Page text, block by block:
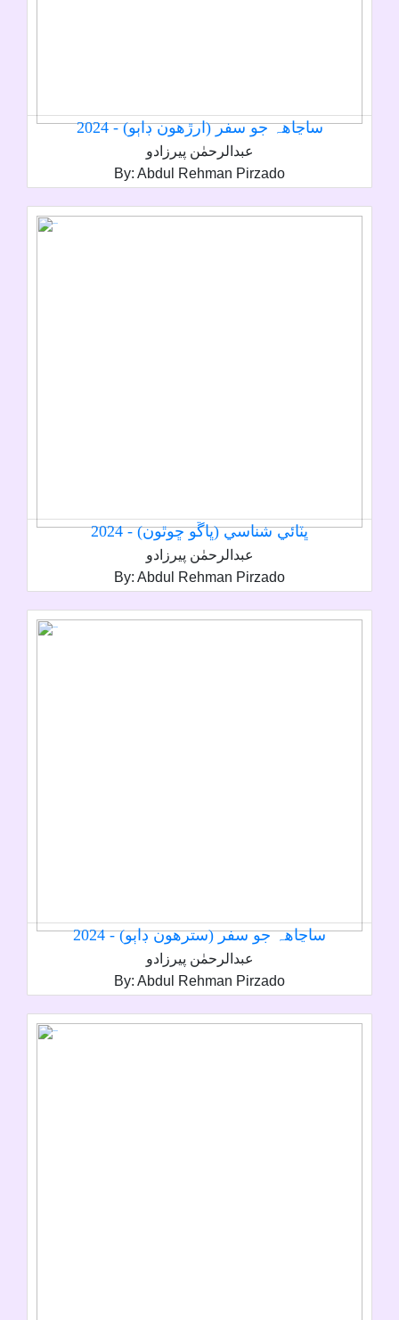
ساڃاھہ جو سفر (ارڙھون ڊاٻو) - 2024
عبدالرحمٰن پيرزادو
By: Abdul Rehman Pirzado
ڀٽائي شناسي (ڀاڱو ڇوٿون) - 2024
عبدالرحمٰن پيرزادو
By: Abdul Rehman Pirzado
ساڃاھہ جو سفر (سترھون ڊاٻو) - 2024
عبدالرحمٰن پيرزادو
By: Abdul Rehman Pirzado